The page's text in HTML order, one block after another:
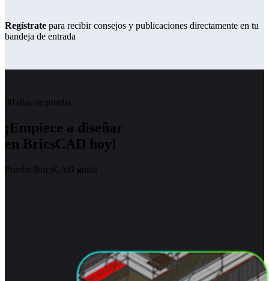
Regístrate para recibir consejos y publicaciones directamente en tu
bandeja de entrada
30 días de prueba
¡Empiece a diseñar
en BricsCAD hoy!
Pruebe BricsCAD gratis